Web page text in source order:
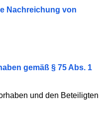
Nachreichung von
gemäß § 75 Abs. 1
und den Beteiligten